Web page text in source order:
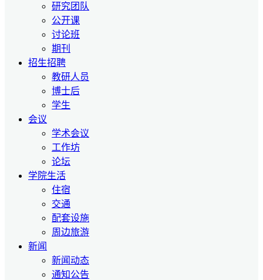
研究团队
公开课
讨论班
期刊
招生招聘
教研人员
博士后
学生
会议
学术会议
工作坊
论坛
学院生活
住宿
交通
配套设施
周边旅游
新闻
新闻动态
通知公告